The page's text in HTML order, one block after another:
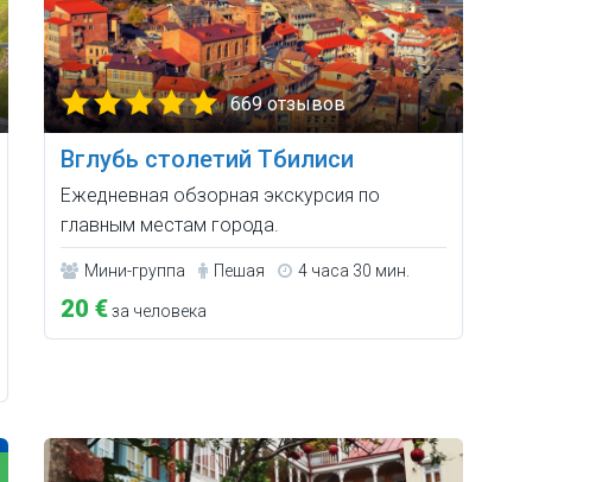
669 отзывов
Вглубь столетий Тбилиси
Ежедневная обзорная экскурсия по
главным местам города.
Мини-группа Пешая 4 часа 30 мин.
20 €за человека